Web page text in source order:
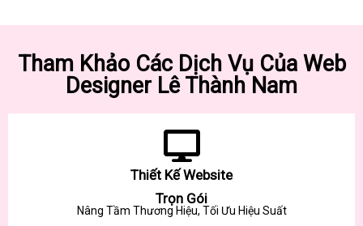
Tham Khảo Các Dịch Vụ Của Web
Designer Lê Thành Nam
Thiết Kế Website
Trọn Gói
Nâng Tầm Thương Hiệu, Tối Ưu Hiệu Suất